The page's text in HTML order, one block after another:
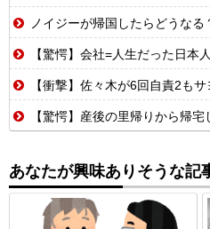
ノイジーが帰国したらどうなる？←
【驚愕】会社=人生だった日本人
【衝撃】佐々木が6回自責2もサヨナラ負けに。
【驚愕】産後の里帰りから帰宅した私。けれど自宅には予想もしない人物が住み着いており……義
あなたが興味ありそうな記